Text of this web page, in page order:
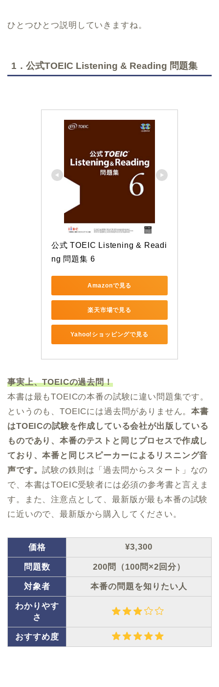
ひとつひとつ説明していきますね。
1．公式TOEIC Listening & Reading 問題集
公式 TOEIC Listening & Readi
ng 問題集 6
Amazonで見る
楽天市場で見る
Yahoo!ショッピングで見る
事実上、TOEICの過去問！
本書は最もTOEICの本番の試験に違い問題集です。
というのも、TOEICには過去問がありません。本書
はTOEICの試験を作成している会社が出版している
ものであり、本番のテストと同じプロセスで作成し
ており、本番と同じスピーカーによるリスニング音
声です。試験の鉄則は「過去問からスタート」なの
で、本書はTOEIC受験者には必須の参考書と言えま
す。また、注意点として、最新版が最も本番の試験
に近いので、最新版から購入してください。
価格 ¥3,300
問題数 200問（100問×2回分）
対象者 本番の問題を知りたい人
わかりやす
さ
おすすめ度